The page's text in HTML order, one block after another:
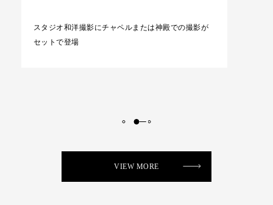
スタジオ和洋撮影にチャペル＆神殿での撮影がセッ
トになった欲張りプラン
VIEW MORE